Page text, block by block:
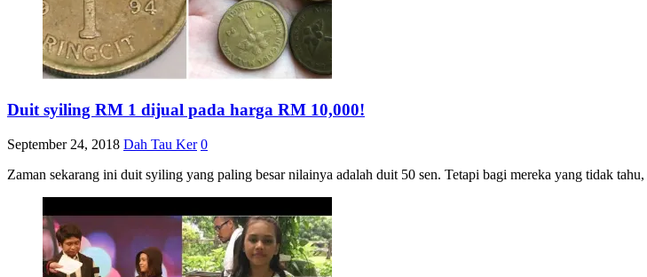
Duit syiling RM 1 dijual pada harga RM 10,000!
September 24, 2018 Dah Tau Ker 0
Zaman sekarang ini duit syiling yang paling besar nilainya adalah duit 50 sen. Tetapi bagi mereka yang tidak